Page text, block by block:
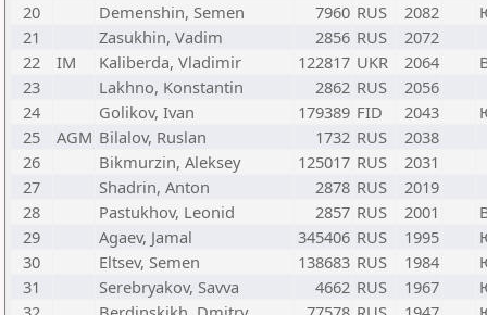
20
Demenshin, Semen 7960 RUS 2082
21
Zasukhin, Vadim 2856 RUS
2072
22
IM Kaliberda, Vladimir 122817 UKR 2064
23
Lakhno, Konstantin 2862 RUS
2056
24
Golikov, Ivan 179389 FID 2043
25
AGM Bilalov, Ruslan 1732 RUS
2038
26
Bikmurzin, Aleksey 125017 RUS
2031
27
Shadrin, Anton 2878 RUS
2019
28
Pastukhov, Leonid 2857 RUS 2001
29
Agaev, Jamal 345406 RUS 1995
30
Eltsev, Semen 138683 RUS 1984
31
Serebryakov, Savva 4662 RUS 1967